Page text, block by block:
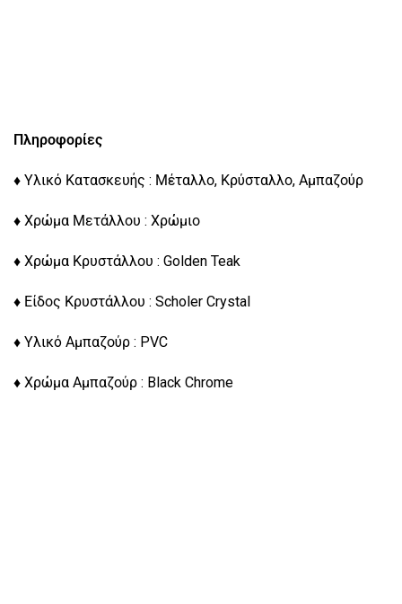
Πληροφορίες
♦ Υλικό Κατασκευής : Μέταλλο, Κρύσταλλο, Αμπαζούρ
♦ Χρώμα Μετάλλου : Χρώμιο
♦ Χρώμα Κρυστάλλου : Golden Teak
♦ Είδος Κρυστάλλου : Scholer Crystal
♦ Υλικό Αμπαζούρ : PVC
♦ Χρώμα Αμπαζούρ : Black Chrome